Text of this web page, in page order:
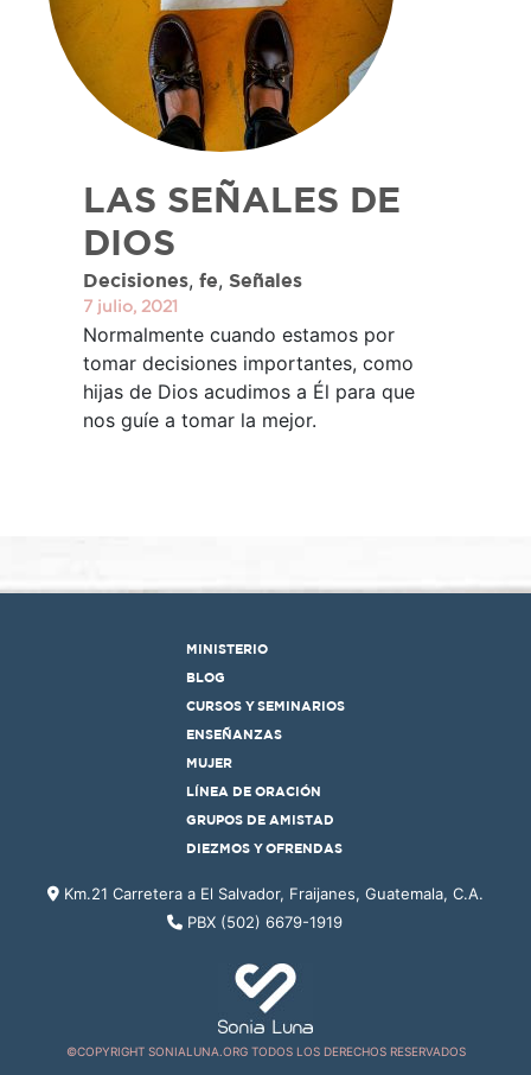
LAS SEÑALES DE
DIOS
Decisiones, fe, Señales
7 julio, 2021
Normalmente cuando estamos por
tomar decisiones importantes, como
hijas de Dios acudimos a Él para que
nos guíe a tomar la mejor.
MINISTERIO
BLOG
CURSOS Y SEMINARIOS
ENSEÑANZAS
MUJER
LÍNEA DE ORACIÓN
GRUPOS DE AMISTAD
DIEZMOS Y OFRENDAS
Km.21 Carretera a El Salvador, Fraijanes, Guatemala, C.A.
PBX (502) 6679-1919
©COPYRIGHT SONIALUNA.ORG TODOS LOS DERECHOS RESERVADOS